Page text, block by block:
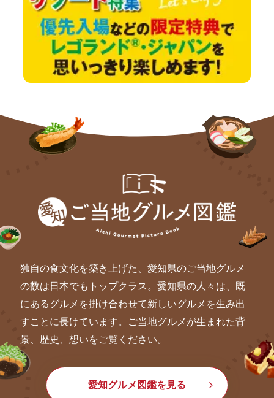
独自の食文化を築き上げた、愛知県のご当地グルメ
の数は日本でもトップクラス。愛知県の人々は、既
にあるグルメを掛け合わせて新しいグルメを生み出
すことに長けています。ご当地グルメが生まれた背
景、歴史、想いをご覧ください。
愛知グルメ図鑑を見る